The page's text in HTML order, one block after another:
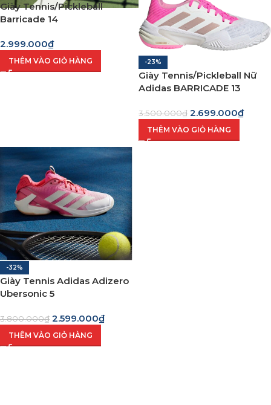
Giày Tennis/Pickleball
Barricade 14
2.999.000₫
THÊM VÀO GIỎ HÀNG -23%
Giày Tennis/Pickleball Nữ
Adidas BARRICADE 13
3.500.000₫ 2.699.000₫
THÊM VÀO GIỎ HÀNG
-32%
Giày Tennis Adidas Adizero
Ubersonic 5
3.800.000₫ 2.599.000₫
THÊM VÀO GIỎ HÀNG